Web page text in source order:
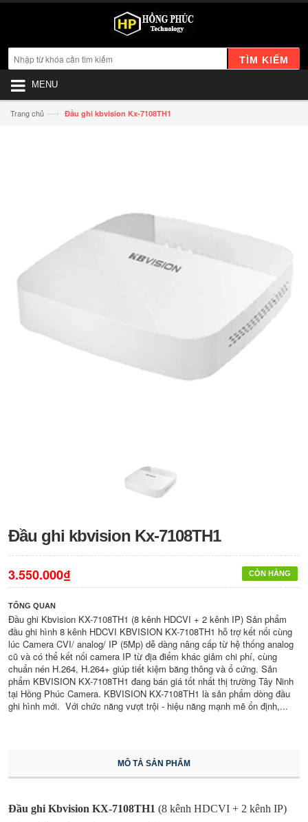
TÌM KIẾM
MENU
Trang chủ —› Đầu ghi kbvision Kx-7108TH1
Đầu ghi kbvision Kx-7108TH1
CÒN HÀNG
3.550.000₫
TỔNG QUAN
Đầu ghi Kbvision KX-7108TH1 (8 kênh HDCVI + 2 kênh IP) Sản phẩm
đầu ghi hình 8 kênh HDCVI KBVISION KX-7108TH1 hỗ trợ kết nối cùng
lúc Camera CVI/ analog/ IP (5Mp) dễ dàng nâng cấp từ hệ thống analog
cũ và có thể kết nối camera IP từ địa điểm khác giảm chi phí, cùng
chuẩn nén H.264, H.264+ giúp tiết kiệm băng thông và ổ cứng. Sản
phẩm KBVISION KX-7108TH1 đang bán giá tốt nhất thị trường Tây Ninh
tại Hồng Phúc Camera. KBVISION KX-7108TH1 là sản phẩm dòng đầu
ghi hình mới. Với chức năng vượt trội - hiệu năng mạnh mẽ ổn định,...
MÔ TẢ SẢN PHẨM
Đầu ghi Kbvision KX-7108TH1 (8 kênh HDCVI + 2 kênh IP)